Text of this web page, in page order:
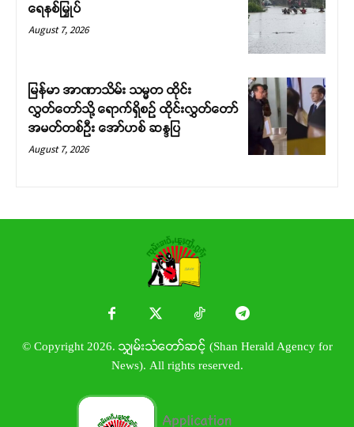
ရေနစ်မြှုပ်
August 7, 2026
မြန်မာ အာဏာသိမ်း သမ္မတ ထိုင်း
လွှတ်တော်သို့ ရောက်ရှိစဉ် ထိုင်းလွှတ်တော်
အမတ်တစ်ဦး အော်ဟစ် ဆန္ဒပြ
August 7, 2026
© Copyright 2026. သျှမ်းသံတော်ဆင့် (Shan Herald Agency for
News). All rights reserved.